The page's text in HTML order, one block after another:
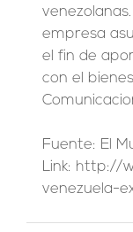
empresa
el fin de
con el
Fuente: El
Link: http://
venezuela-